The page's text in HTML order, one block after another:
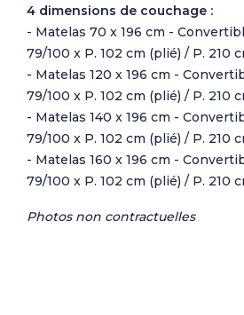
4 dimensions de couchage :
- Matelas 70 x 196 cm -
79/100 x P. 102 cm (plié) / P. 210
- Matelas 120 x 196 cm -
79/100 x P. 102 cm (plié) / P. 210
- Matelas 140 x 196 cm -
79/100 x P. 102 cm (plié) / P. 210
- Matelas 160 x 196 cm -
79/100 x P. 102 cm (plié) / P. 210
Photos non contractuelles